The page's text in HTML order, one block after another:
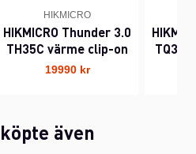
HIKMICRO
HIKMICRO Thunder 3.0
TH35C värme clip-on
19990 kr
även